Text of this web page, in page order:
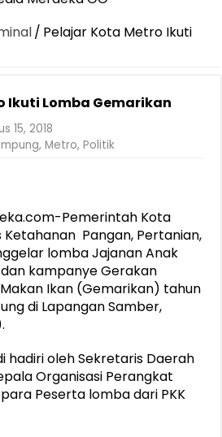
Luncurkan Sekolah Lansia di
Kendalikan Inflasi, Jadi Provinsi
Wamenhub Tinjau Penanganan
Direksi Jasa Raharja Tinjau Korban
Korban Kebakaran KM Mutiara
Fattah Cetak SDM Adaptif
Buka SiSeSa Roadshow Lampung
/ Pelajar Kota Metro Ikuti
Ikuti Lomba Gemarikan
15, 2018
,Metro,Politik
Pemerintah Kota
Ketahanan Pangan, Pertanian,
lomba Jajanan Anak
kampanye Gerakan
Ikan (Gemarikan) tahun
di Lapangan Samber,
hadiri oleh Sekretaris Daerah
Organisasi Perangkat
Peserta lomba dari PKK